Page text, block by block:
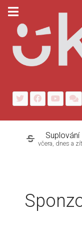
Suplování
včera, dnes a